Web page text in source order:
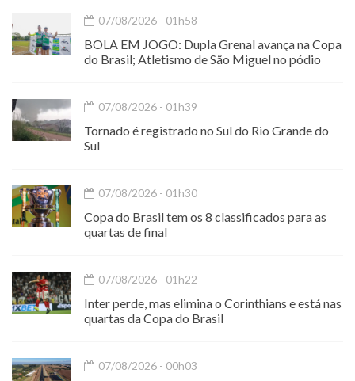
07/08/2026 - 01h58
BOLA EM JOGO: Dupla Grenal avança na Copa
do Brasil; Atletismo de São Miguel no pódio
07/08/2026 - 01h39
Tornado é registrado no Sul do Rio Grande do
Sul
07/08/2026 - 01h30
Copa do Brasil tem os 8 classificados para as
quartas de final
07/08/2026 - 01h22
Inter perde, mas elimina o Corinthians e está nas
quartas da Copa do Brasil
07/08/2026 - 00h03